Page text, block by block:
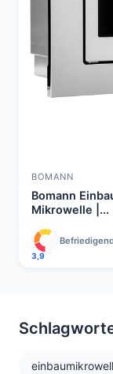
BOMANN
Bomann
Mikrowelle |...
3,9